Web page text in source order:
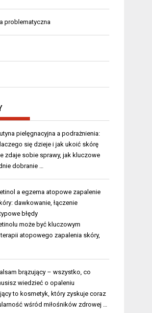
problematyczna
pielęgnacyjna a podrażnienia:
się dzieje i jak ukoić skórę
zdaje sobie sprawy, jak kluczowe
dobranie …
a egzema atopowe zapalenie
dawkowanie, łączenie
błędy
może być kluczowym
atopowego zapalenia skóry,
brązujący – wszystko, co
wiedzieć o opaleniu
to kosmetyk, który zyskuje coraz
wśród miłośników zdrowej …